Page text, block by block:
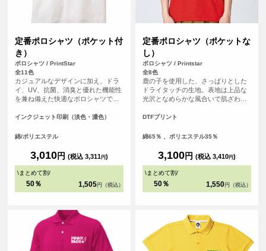
定番ポロシャツ（ポケット付
き）
ポロシャツ / PrintStar
全11色
カジュアルなデザインに加え、ドラ
イ、UV、抗菌、消臭と優れた機能性
を兼ね備えた快適なポロシャツで
です。 豊富なカラーバリエーション
広いシーンで活躍します！
インクジェット印刷（淡色・濃色）
綿/ポリエステル
3,010円 (税込 3,311円)
\まとめて割/
50％ 1,505 円（税込）
定番ポロシャツ（ポケットな
し）
ポロシャツ / Printstar
全8色
鹿の子を使用した、さっぱりとした
ドライタッチの生地。表地は上品な
光沢となめらかな風合いで肌ざわり
ウェア。シワが付きにくく、乾きや
くいイージーケアが何よりも魅力。
色が実際と異なって見える場合がご
ざいます。 <br> ※別ページに胸ポケ
ット付きのタイプのご用意もござい
DTFプリント
綿65％ 、ポリエステル35％
3,100円 (税込 3,410円)
\まとめて割/
50％ 1,550 円（税込）